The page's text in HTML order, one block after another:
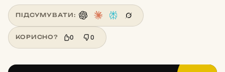
ПІДСУМУВАТИ:
КОРИСНО? 0 0